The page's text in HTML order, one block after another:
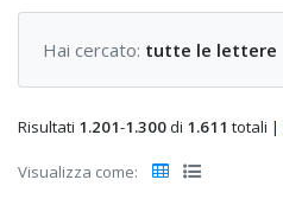
Hai cercato: tutte le lettere
Risultati 1.201-1.300di 1.611 totali |
Visualizza come: